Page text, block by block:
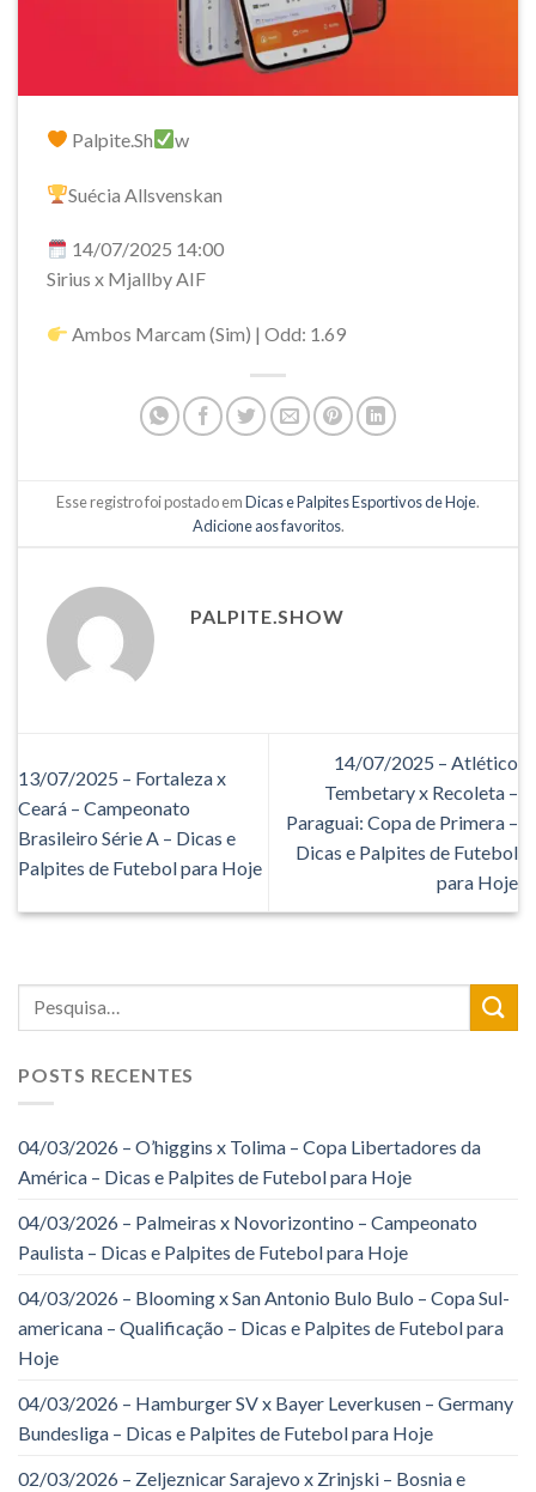
Palpite.Sh w
Suécia Allsvenskan
14/07/2025 14:00
Sirius x Mjallby AIF
Ambos Marcam (Sim) | Odd: 1.69
Esse registro foi postado emDicas e Palpites Esportivos de Hoje.
Adicione aos favoritos.
PALPITE.SHOW
13/07/2025 – Fortaleza x
Ceará – Campeonato
Brasileiro Série A – Dicas e
Palpites de Futebol para Hoje
14/07/2025 – Atlético
Tembetary x Recoleta –
Paraguai: Copa de Primera –
Dicas e Palpites de Futebol
para Hoje
POSTS RECENTES
04/03/2026 – O’higgins x Tolima – Copa Libertadores da
América – Dicas e Palpites de Futebol para Hoje
04/03/2026 – Palmeiras x Novorizontino – Campeonato
Paulista – Dicas e Palpites de Futebol para Hoje
04/03/2026 – Blooming x San Antonio Bulo Bulo – Copa Sul-
americana – Qualificação – Dicas e Palpites de Futebol para
Hoje
04/03/2026 – Hamburger SV x Bayer Leverkusen – Germany
Bundesliga – Dicas e Palpites de Futebol para Hoje
02/03/2026 – Zeljeznicar Sarajevo x Zrinjski – Bosnia e